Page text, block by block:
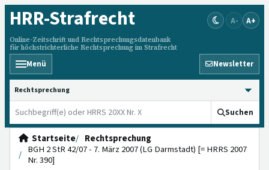
HRR-Strafrecht
Online-Zeitschrift und Rechtsprechungsdatenbank
für höchstrichterliche Rechtsprechung im Strafrecht
A- A+
Menü Newsletter
HRRS durchsuchen
Suchen
Startseite
Rechtsprechung
BGH 2 StR 42/07 - 7. März 2007 (LG Darmstadt) [= HRRS 2007
Nr. 390]